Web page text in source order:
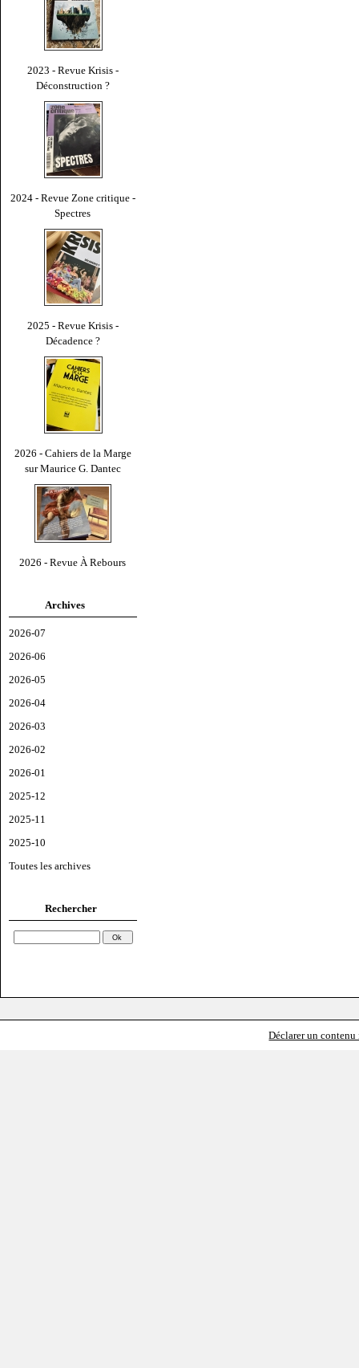
2023 - Revue Krisis -
Déconstruction ?
2024 - Revue Zone critique -
Spectres
2025 - Revue Krisis -
Décadence ?
2026 - Cahiers de la Marge
sur Maurice G. Dantec
2026 - Revue À Rebours
Archives
2026-07
2026-06
2026-05
2026-04
2026-03
2026-02
2026-01
2025-12
2025-11
2025-10
Toutes les archives
Rechercher
Déclarer un